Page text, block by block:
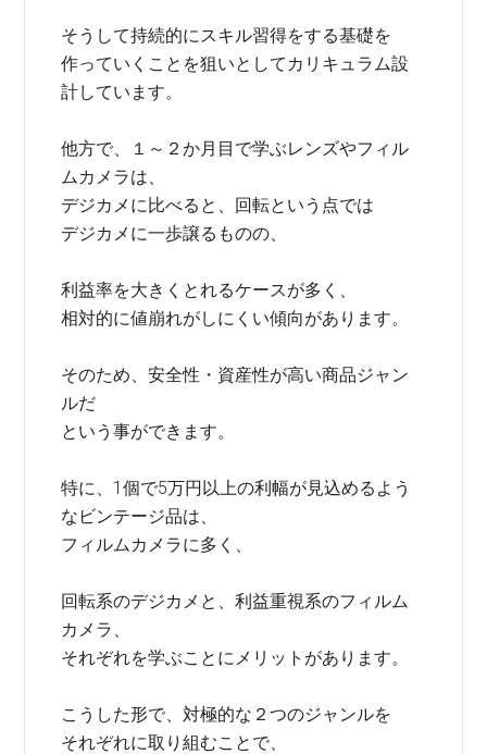
そうして持続的にスキル習得をする基礎を
作っていくことを狙いとしてカリキュラム設
計しています。
他方で、１～２か月目で学ぶレンズやフィル
ムカメラは、
デジカメに比べると、回転という点では
デジカメに一歩譲るものの、
利益率を大きくとれるケースが多く、
相対的に値崩れがしにくい傾向があります。
そのため、安全性・資産性が高い商品ジャン
ルだ
という事ができます。
特に、1個で5万円以上の利幅が見込めるよう
なビンテージ品は、
フィルムカメラに多く、
回転系のデジカメと、利益重視系のフィルム
カメラ、
それぞれを学ぶことにメリットがあります。
こうした形で、対極的な２つのジャンルを
それぞれに取り組むことで、